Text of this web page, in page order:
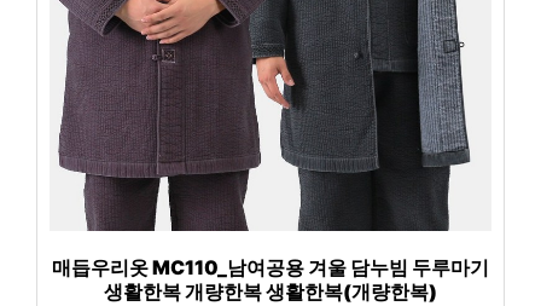
매듭우리옷 MC110_남여공용 겨울 담누빔 두루마기
생활한복 개량한복 생활한복(개량한복)